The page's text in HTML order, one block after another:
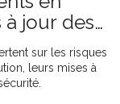
à jour des
sur les risques
leurs mises à